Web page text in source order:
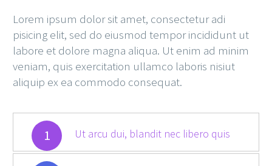
Lorem ipsum dolor sit amet, consectetur adi
pisicing elit, sed do eiusmod tempor incididunt ut
labore et dolore magna aliqua. Ut enim ad minim
veniam, quis exercitation ullamco laboris nisiut
aliquip ex ea commodo consequat.
1 Ut arcu dui, blandit nec libero quis